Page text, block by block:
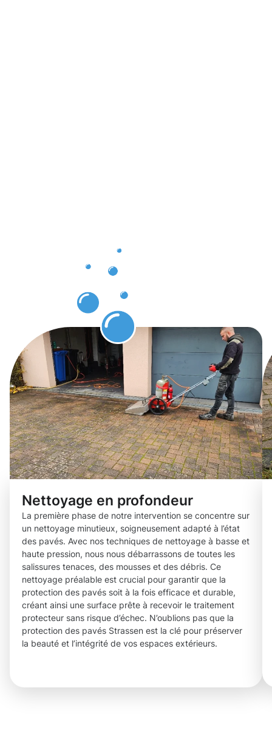
Nettoyage en profondeur
La première phase de notre intervention se concentre sur
un nettoyage minutieux, soigneusement adapté à l’état
des pavés. Avec nos techniques de nettoyage à basse et
haute pression, nous nous débarrassons de toutes les
salissures tenaces, des mousses et des débris. Ce
nettoyage préalable est crucial pour garantir que la
protection des pavés soit à la fois efficace et durable,
créant ainsi une surface prête à recevoir le traitement
protecteur sans risque d’échec. N’oublions pas que la
protection des pavés Strassen est la clé pour préserver
la beauté et l’intégrité de vos espaces extérieurs.